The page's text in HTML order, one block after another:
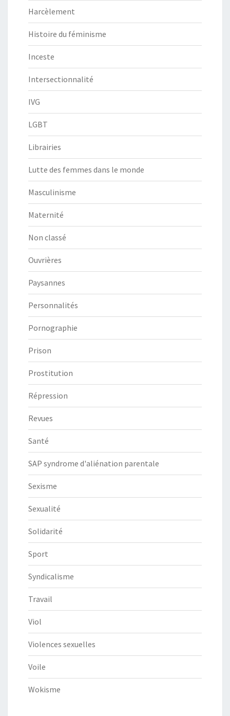
Harcèlement
Histoire du féminisme
Inceste
Intersectionnalité
IVG
LGBT
Librairies
Lutte des femmes dans le monde
Masculinisme
Maternité
Non classé
Ouvrières
Paysannes
Personnalités
Pornographie
Prison
Prostitution
Répression
Revues
Santé
SAP syndrome d'aliénation parentale
Sexisme
Sexualité
Solidarité
Sport
Syndicalisme
Travail
Viol
Violences sexuelles
Voile
Wokisme